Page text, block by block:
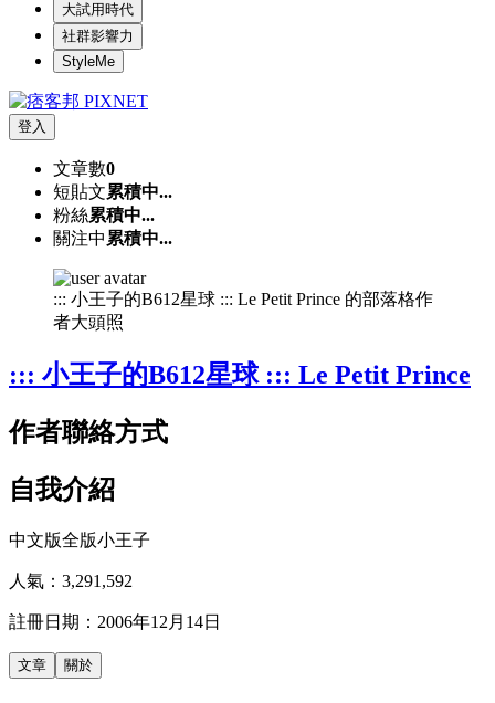
大試用時代
社群影響力
StyleMe
登入
文章數0
短貼文累積中...
粉絲累積中...
關注中 累積中...
::: 小王子的B612星球 ::: Le Petit Prince 的部落格作
者大頭照
::: 小王子的B612星球 ::: Le Petit Prince
作者聯絡方式
自我介紹
中文版全版小王子
人氣： 3,291,592
註冊日期： 2006年12月14日
文章 關於